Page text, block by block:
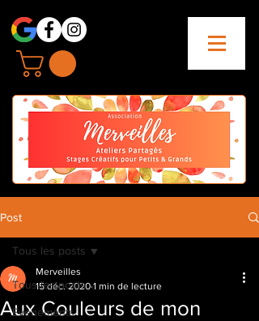
Post
Tous les posts
Evenements
Tous les posts
Aux Couleurs de mon
Merveilles
15 déc. 2020 1 min de lecture